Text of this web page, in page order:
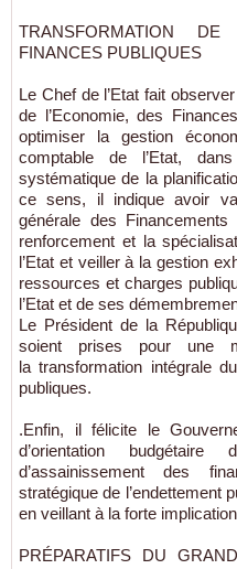
TRANSFORMATION
FINANCES PUBLIQUES
Le Chef de l’Etat fait
de l’Economie, des
optimiser la gestion
comptable de l’Etat,
systématique de la
ce sens, il indique avoir
générale des
renforcement et la
l’Etat et veiller à la gestion
ressources et charges
l’Etat et de ses
Le Président de la
soient prises pour une
la transformation intégrale
publiques.
.Enfin, il félicite le
d’orientation
d’assainissement des
stratégique de l’endettement
en veillant à la forte
PRÉPARATIFS DU